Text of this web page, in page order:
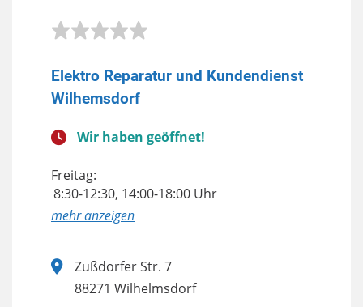
Elektro Reparatur und Kundendienst
Wilhemsdorf
Wir haben geöffnet!
Freitag:
8:30-12:30, 14:00-18:00 Uhr
anzeigen
Zußdorfer Str. 7
88271 Wilhelmsdorf